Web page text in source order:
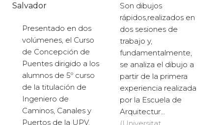
Salvador
Presentado en dos
volúmenes, el Curso
de Concepción de
Puentes dirigido a los
alumnos de 5º curso
de la titulación de
Ingeniero de
Caminos, Canales y
Puertos de la UPV.
Son dibujos
rápidos,realizados en
dos sesiones de
trabajo y,
fundamentalmente,
se analiza el dibujo a
partir de la primera
experiencia realizada
por la Escuela de
Arquitectur...
(Universitat